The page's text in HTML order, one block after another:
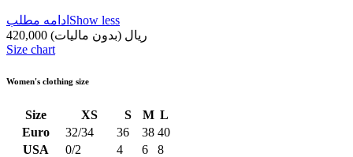
ادامه مطلب Show less
420,000 ریال (بدون مالیات)
Size chart
Women's clothing size
Size XS S M L
Euro
32/34 36 38 40
USA
0/2 4 6
8